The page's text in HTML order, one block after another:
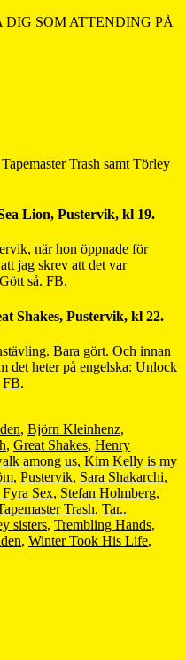
SOM ATTENDING PÅ
Trash samt Törley
Lion, Pustervik, kl 19.
när hon öppnade för
jag skrev att det var
så. FB.
Shakes, Pustervik, kl 22.
Bara gört. Och innan
det heter på engelska: Unlock
FB.
, Björn Kleinhenz,
, Great Shakes, Henry
among us, Kim Kelly is my
, Pustervik, Sara Shakarchi,
Sex, Stefan Holmberg,
Trash, Tar..
sisters, Trembling Hands,
, Winter Took His Life,